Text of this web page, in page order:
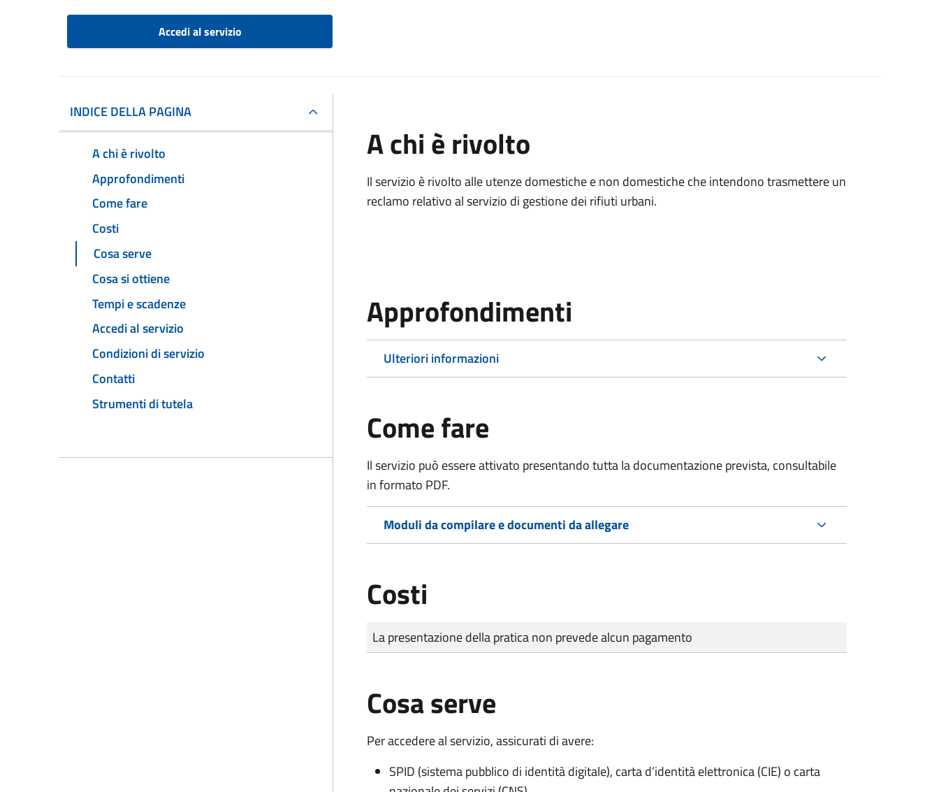
Accedi al servizio
INDICE DELLA PAGINA
A chi è rivolto
Approfondimenti
Come fare
Costi
Cosa serve
Cosa si ottiene
Tempi e scadenze
Accedi al servizio
Condizioni di servizio
Contatti
Strumenti di tutela
A chi è rivolto
Il servizio è rivolto alle utenze domestiche e non domestiche che intendono trasmettere un
reclamo relativo al servizio di gestione dei rifiuti urbani.
Approfondimenti
Ulteriori informazioni
Come fare
Il servizio può essere attivato presentando tutta la documentazione prevista, consultabile
in formato PDF.
Moduli da compilare e documenti da allegare
Costi
Tipo di pagamento
Importo
La presentazione della pratica non prevede alcun pagamento
Cosa serve
Per accedere al servizio, assicurati di avere:
SPID (sistema pubblico di identità digitale), carta d’identità elettronica (CIE) o carta